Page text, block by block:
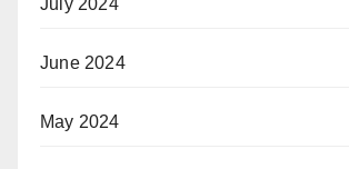
June 2024
May 2024